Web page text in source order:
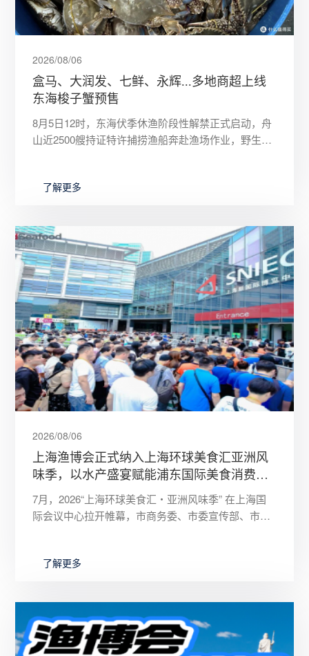
2026/08/06
盒马、大润发、七鲜、永辉...多地商超上线
东海梭子蟹预售
8月5日12时，东海伏季休渔阶段性解禁正式启动，舟
山近2500艘持证特许捕捞渔船奔赴渔场作业，野生梭
了解更多
2026/08/06
上海渔博会正式纳入上海环球美食汇亚洲风
味季，以水产盛宴赋能浦东国际美食消费高
地建设
7月，2026“上海环球美食汇・亚洲风味季” 在上海国
际会议中心拉开帷幕，市商务委、市委宣传部、市文
了解更多